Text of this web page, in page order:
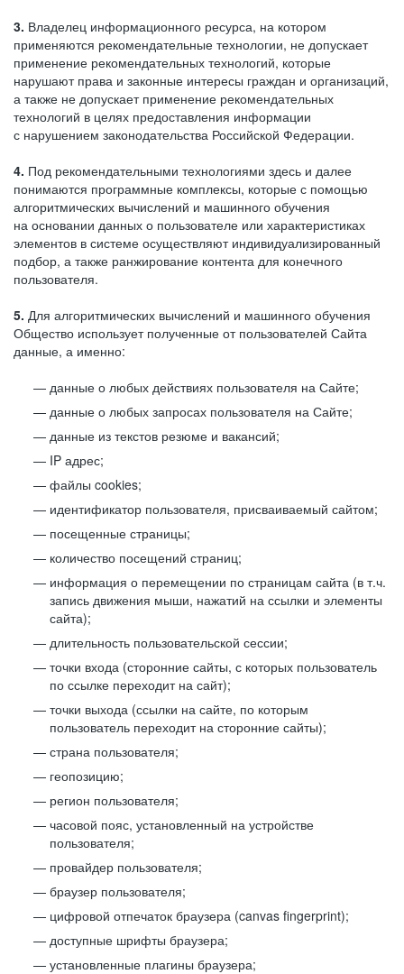
3. Владелец информационного ресурса, на котором
применяются рекомендательные технологии, не допускает
применение рекомендательных технологий, которые
нарушают права и законные интересы граждан и организаций,
а также не допускает применение рекомендательных
технологий в целях предоставления информации
с нарушением законодательства Российской Федерации.
4. Под рекомендательными технологиями здесь и далее
понимаются программные комплексы, которые с помощью
алгоритмических вычислений и машинного обучения
на основании данных о пользователе или характеристиках
элементов в системе осуществляют индивидуализированный
подбор, а также ранжирование контента для конечного
пользователя.
5. Для алгоритмических вычислений и машинного обучения
Общество использует полученные от пользователей Сайта
данные, а именно:
данные о любых действиях пользователя на Сайте;
данные о любых запросах пользователя на Сайте;
данные из текстов резюме и вакансий;
IP адрес;
файлы cookies;
идентификатор пользователя, присваиваемый сайтом;
посещенные страницы;
количество посещений страниц;
информация о перемещении по страницам сайта (в т.ч.
запись движения мыши, нажатий на ссылки и элементы
сайта);
длительность пользовательской сессии;
точки входа (сторонние сайты, с которых пользователь
по ссылке переходит на сайт);
точки выхода (ссылки на сайте, по которым
пользователь переходит на сторонние сайты);
страна пользователя;
геопозицию;
регион пользователя;
часовой пояс, установленный на устройстве
пользователя;
провайдер пользователя;
браузер пользователя;
цифровой отпечаток браузера (canvas fingerprint);
доступные шрифты браузера;
установленные плагины браузера;